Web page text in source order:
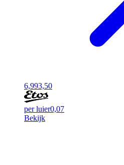
6,993,50
per luier0,07
Bekijk